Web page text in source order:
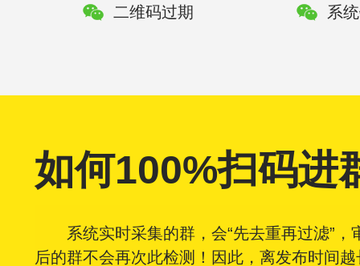
二维码过期 系
如何100%扫码进
系统实时采集的群，会“先去重再过滤”
后的群不会再次此检测！因此，离发布时间